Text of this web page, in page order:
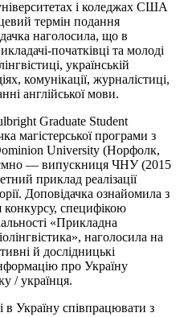
і коледжах США
термін подання
наголосила, що в
початківці та молоді
українській
комунікації, журналістиці,
англійської мови.
Graduate Student
магістерської програми з
University (Норфолк,
— випускниця ЧНУ (2015
приклад реалізації
Доповідачка ознайомила з
специфікою
«Прикладна
наголосила на
й дослідницькі
про Україну
/ українця.
в Україну співпрацювати з